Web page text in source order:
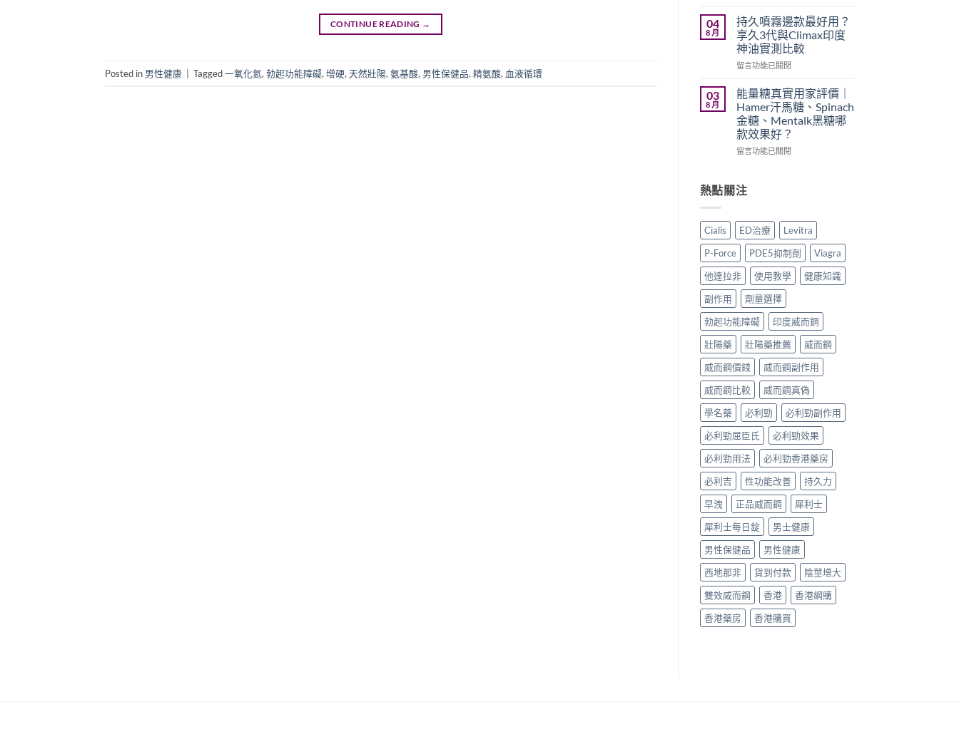
CONTINUE READING →
Posted in 男性健康 | Tagged一氧化氮, 勃起功能障礙, 增硬, 天然壯陽, 氨基酸, 男性保健品, 精氨酸, 血液循環
面
比
較〉
中
利
士
學
名
藥
買
渠
道、
價
錢
與
辨
別
南〉
中
威
大
Levifil
20mg
評
印
度
樂
威
壯
學
真
實
果、
正
確
用
法
與
港
購
買
南〉
中
04
8 月
持久噴霧邊款最好用？
享久3代與Climax印度
神油實測比較
在
久
噴
霧
邊
款
最
享
久
代
與
Climax
印
度
神
實
測
比
較〉
中
留言功能已關閉
03
8 月
能量糖真實用家評價｜
Hamer汗馬糖、Spinach
金糖、Mentalk黑糖哪
款效果好？
在
糖
真
用
家
評
價
｜
Hamer
馬
糖、
Spinach
糖、
Mentalk
黑
糖
哪
效
果
好？〉
中
留言功能已關閉
熱點關注
Cialis ED治療
Levitra
P-Force
PDE5抑制劑
Viagra
他達拉非
使用教學
健康知識
副作用
劑量選擇
勃起功能障礙
印度威而鋼
壯陽藥
壯陽藥推薦
威而鋼
威而鋼價錢
威而鋼副作用
威而鋼比較
威而鋼真偽
學名藥
必利勁
必利勁副作用
必利勁屈臣氏
必利勁效果
必利勁用法
必利勁香港藥房
必利吉
性功能改善
持久力
早洩
正品威而鋼
犀利士
犀利士每日錠
男士健康
男性保健品
男性健康
西地那非
貨到付款
陰莖增大
雙效威而鋼
香港
香港網購
香港藥房
香港購買